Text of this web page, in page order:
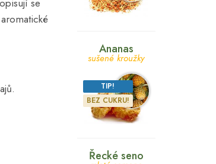
se
Ananas
sušené kroužky
TIP!
BEZ CUKRU!
Řecké seno